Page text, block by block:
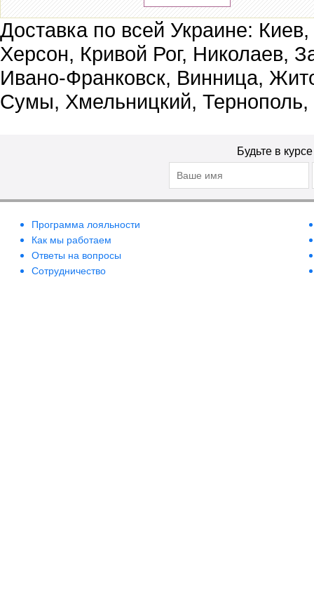
Доставка по всей Украине:
Херсон, Кривой Рог, Николаев,
Ивано-Франковск, Винница,
Сумы, Хмельницкий, Тернополь,
Будьте в
Программа лояльности
Как мы работаем
Ответы на вопросы
Сотрудничество